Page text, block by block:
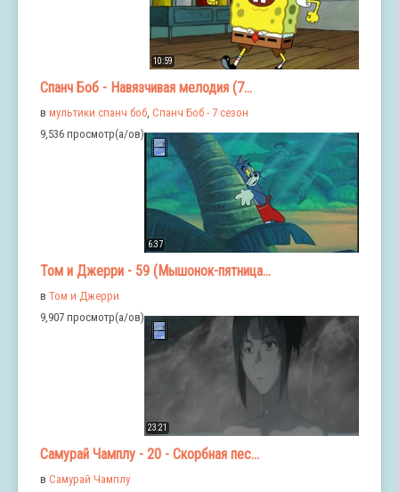
10:59
Спанч Боб - Навязчивая мелодия (7...
в мультики спанч боб Спанч Боб - 7 сезон
9,536 просмотр(а/ов)
6:37
Том и Джерри - 59 (Мышонок-пятница...
в Том и Джерри
9,907 просмотр(а/ов)
23:21
Самурай Чамплу - 20 - Скорбная пес...
в Самурай Чамплу